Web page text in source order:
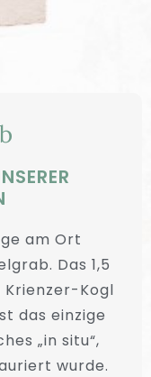
am Ort
Das 1,5
Kogl
das einzige
„in situ“,
wurde.